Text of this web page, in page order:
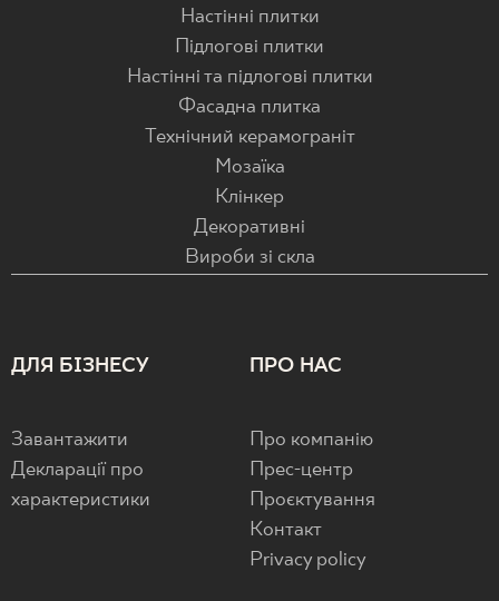
Настінні плитки
Підлогові плитки
Настінні та підлогові плитки
Фасадна плитка
Технічний керамограніт
Мозаїка
Клінкер
Декоративні
Вироби зі скла
ДЛЯ БІЗНЕСУ
Завантажити
Декларації про
характеристики
ПРО НАС
Про компанію
Прес-центр
Проєктування
Контакт
Privacy policy